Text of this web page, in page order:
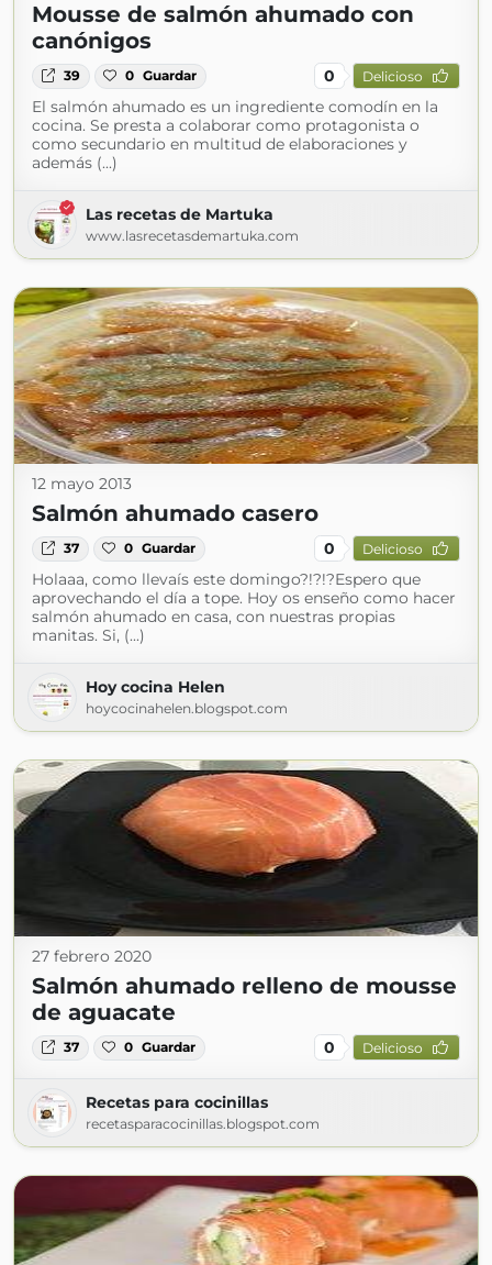
Mousse de salmón ahumado con
canónigos
39 0 Guardar 0 Delicioso
El salmón ahumado es un ingrediente comodín en la
cocina. Se presta a colaborar como protagonista o
como secundario en multitud de elaboraciones y
además (...)
Las recetas de Martuka
www.lasrecetasdemartuka.com
12 mayo 2013
Salmón ahumado casero
37 0 Guardar 0 Delicioso
Holaaa, como llevaís este domingo?!?!?Espero que
aprovechando el día a tope. Hoy os enseño como hacer
salmón ahumado en casa, con nuestras propias
manitas. Si, (...)
Hoy cocina Helen
hoycocinahelen.blogspot.com
27 febrero 2020
Salmón ahumado relleno de mousse
de aguacate
37 0 Guardar 0 Delicioso
Recetas para cocinillas
recetasparacocinillas.blogspot.com